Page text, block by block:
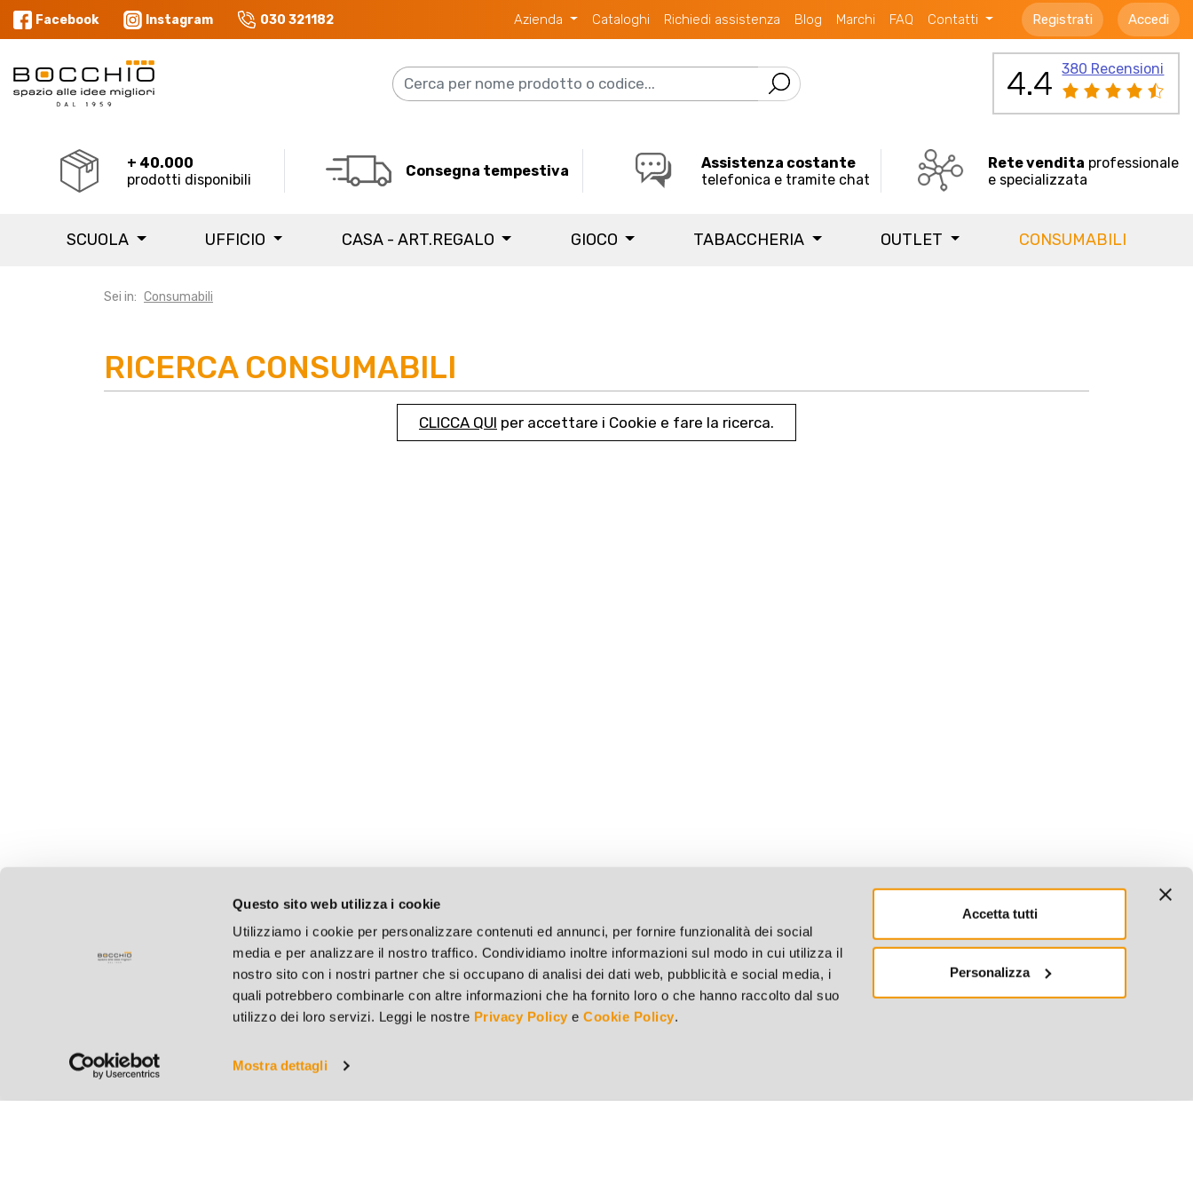
Questo sito web utilizza i cookie
Utilizziamo i cookie per personalizzare contenuti ed annunci, per fornire funzionalità dei social
media e per analizzare il nostro traffico. Condividiamo inoltre informazioni sul modo in cui utilizza il
nostro sito con i nostri partner che si occupano di analisi dei dati web, pubblicità e social media, i
quali potrebbero combinarle con altre informazioni che ha fornito loro o che hanno raccolto dal suo
utilizzo dei loro servizi. Leggi le nostre Privacy Policy eCookie Policy.
Mostra dettagli
Accetta tutti
Personalizza
Facebook Instagram 030 321182 Azienda Cataloghi Richiedi assistenza Blog Marchi FAQ Contatti Registrati Accedi
4.4 380 Recensioni
+ 40.000
prodotti disponibili
Consegna tempestiva
Assistenza costante
telefonica e tramite chat
Rete vendita professionale
e specializzata
SCUOLA UFFICIO CASA - ART.REGALO GIOCO TABACCHERIA OUTLET CONSUMABILI
Sei in: Consumabili
RICERCA CONSUMABILI
CLICCA QUI per accettare i Cookie e fare la ricerca.